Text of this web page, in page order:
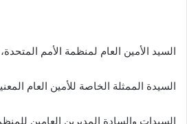
السيد الأمين العام لمنظمة الأمم المتحدة،
السيدة الممثلة الخاصة للأمين العام
السيدات والسادة المديرين العامين